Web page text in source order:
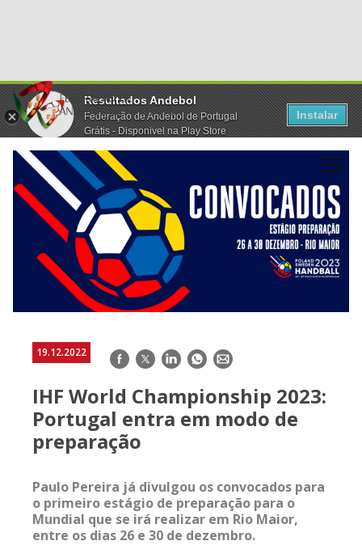
Resultados Andebol
Federação de Andebol de Portugal
Grátis - Disponivel na Play Store
Instalar
19.12.2022 Facebook
TwitterLinkedInWhatsApp
E-
IHF World Championship 2023:
Portugal entra em modo de
preparação
Paulo Pereira já divulgou os convocados para
o primeiro estágio de preparação para o
Mundial que se irá realizar em Rio Maior,
entre os dias 26 e 30 de dezembro.